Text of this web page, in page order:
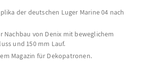
der deutschen Luger Marine 04 nach
Nachbau von Denix mit beweglichem
und 150 mm Lauf.
Magazin für Dekopatronen.